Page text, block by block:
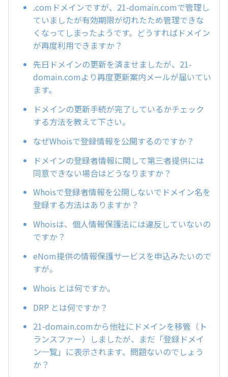
.comドメインですが、21-domain.comで管理し
ていましたが有効期限が切れたため管理できな
くなってしまったようです。どうすればドメイン
が再度利用できますか？
先日ドメインの更新を済ませましたが、21-
domain.comより再度更新案内メールが届いてい
ます。
ドメインの更新手続が完了しているかチェック
する方法を教えて下さい。
なぜWhoisで登録情報を公開するのですか？
ドメインの登録者情報に関して第三者提供には
同意できない場合はどうなりますか？
Whoisで登録者情報を公開しないでドメイン名を
登録する方法はありますか？
Whoisは、個人情報保護法には違反していないの
ですか？
eNom提供の情報保護サービスを申込みたいので
すが。
Whois とは何ですか。
DRP とは何ですか？
21-domain.comから他社にドメインを移管（ト
ランスファー）しましたが、まだ「登録ドメイ
ン一覧」に表示されます、問題ないのでしょう
か？